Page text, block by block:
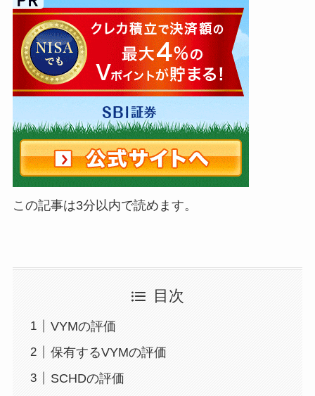
この記事は3分以内で読めます。
目次
VYMの評価
保有するVYMの評価
SCHDの評価